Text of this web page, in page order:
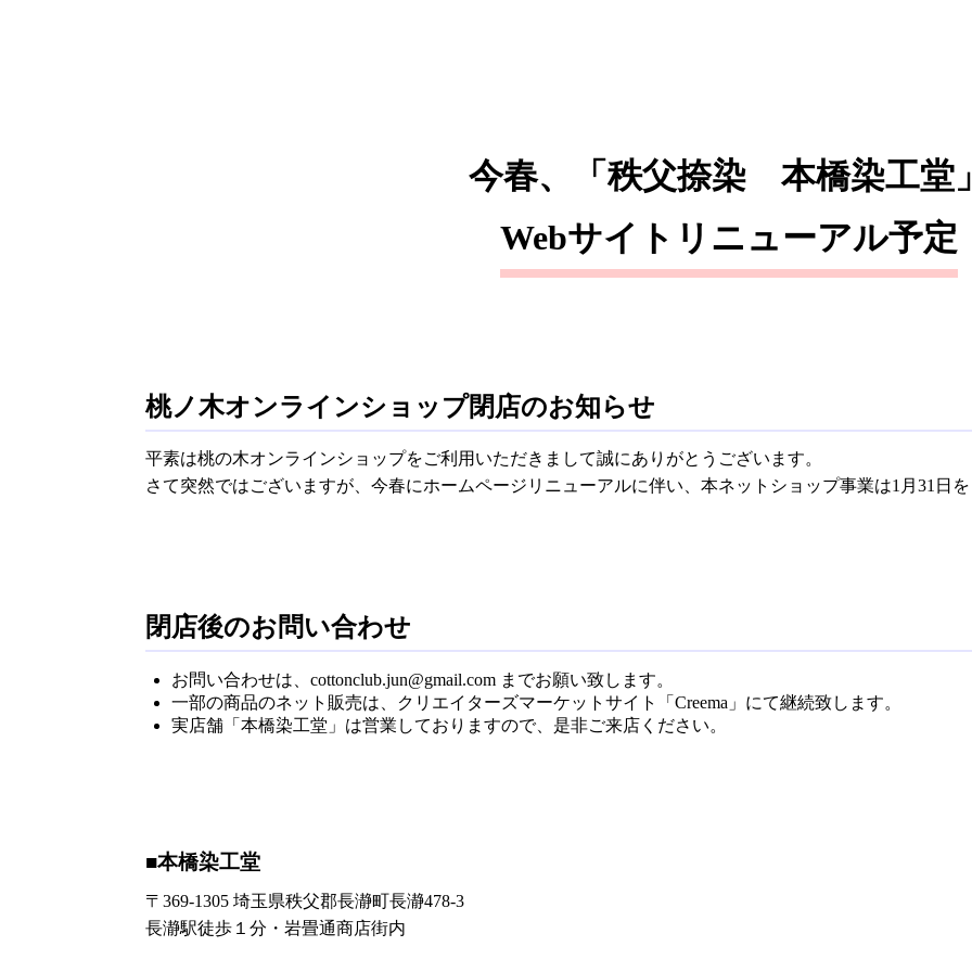
今春、「秩父捺染 本橋染工堂」
Webサイト リニューアル予定
桃ノ木オンラインショップ閉店のお知らせ
平素は桃の木オンラインショップをご利用いただきまして誠にありがとうございます。
さて突然ではございますが、今春にホームページリニューアルに伴い、本ネットショップ事業は1月31日
閉店後のお問い合わせ
お問い合わせは、cottonclub.jun@gmail.com までお願い致します。
一部の商品のネット販売は、クリエイターズマーケットサイト「Creema」にて継続致します。
実店舗「本橋染工堂」は営業しておりますので、是非ご来店ください。
■本橋染工堂
〒369-1305 埼玉県秩父郡長瀞町長瀞478-3
長瀞駅徒歩１分・岩畳通商店街内